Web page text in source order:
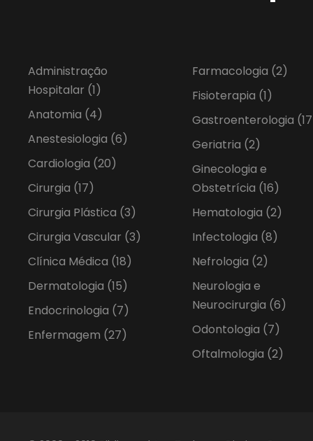
Administração
Hospitalar (1)
Anatomia (4)
Anestesiologia (6)
Cardiologia (20)
Cirurgia (17)
Cirurgia Plástica (3)
Cirurgia Vascular (3)
Clínica Médica (18)
Dermatologia (15)
Endocrinologia (7)
Enfermagem (27)
Farmacologia (2)
Fisioterapia (1)
Gastroenterologia
Geriatria (2)
Ginecologia e
Obstetrícia (16)
Hematologia (2)
Infectologia (8)
Nefrologia (2)
Neurologia e
Neurocirurgia (6)
Odontologia (7)
Oftalmologia (2)